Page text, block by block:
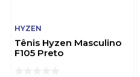
HYZEN
Tênis Hyzen Masculino
F105 Preto